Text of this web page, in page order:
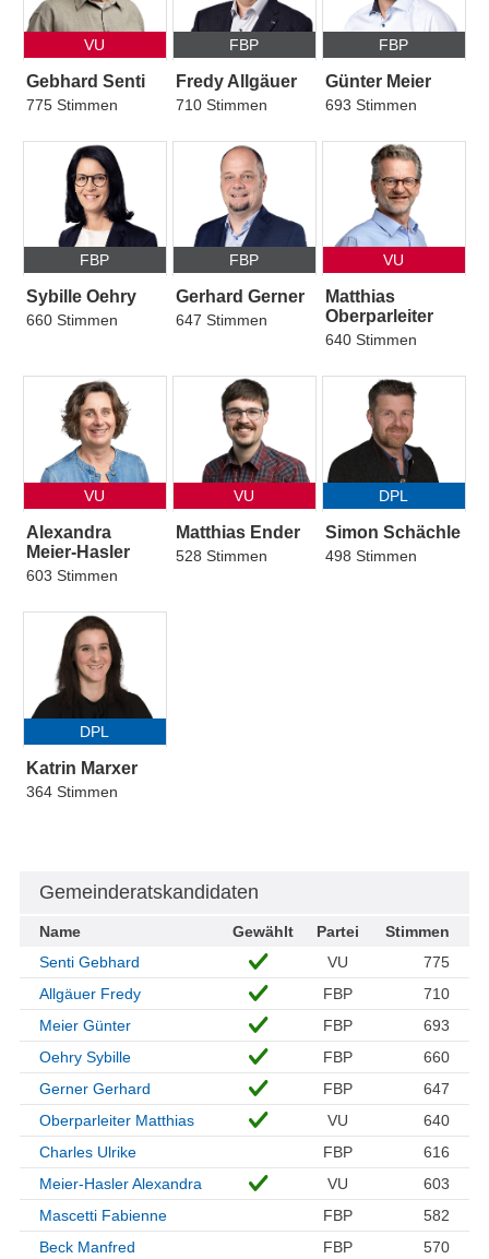
VU
Gebhard Senti
775 Stimmen
FBP
Fredy Allgäuer
710 Stimmen
FBP
Günter Meier
693 Stimmen
FBP
Sybille Oehry
660 Stimmen
FBP
Gerhard Gerner
647 Stimmen
VU
Matthias
Oberparleiter
640 Stimmen
VU
Alexandra
Meier-Hasler
603 Stimmen
VU
Matthias Ender
528 Stimmen
DPL
Simon Schächle
498 Stimmen
DPL
Katrin Marxer
364 Stimmen
Gemeinderatskandidaten
Name Gewählt Partei
Stimmen
Senti Gebhard
VU
775
Allgäuer Fredy
FBP
710
Meier Günter
FBP
693
Oehry Sybille
FBP
660
Gerner Gerhard
FBP
647
Oberparleiter Matthias
VU
640
Charles Ulrike
FBP
616
Meier-Hasler Alexandra
VU
603
Mascetti Fabienne
FBP
582
Beck Manfred
FBP
570